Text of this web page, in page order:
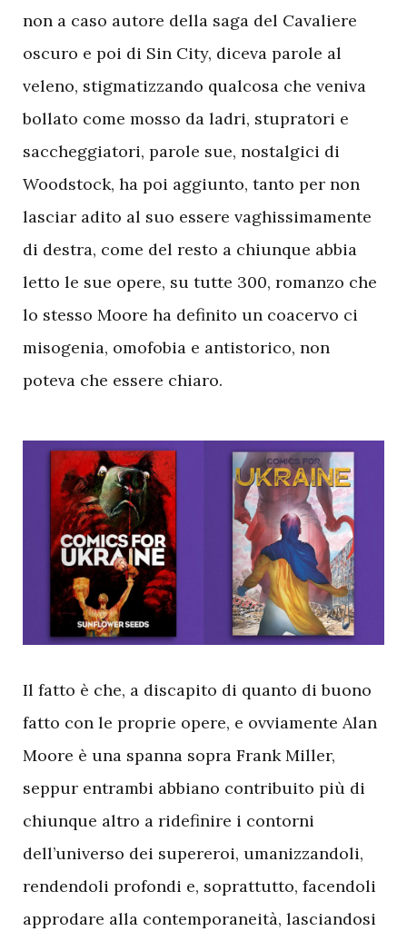
non a caso autore della saga del Cavaliere
oscuro e poi di Sin City, diceva parole al
veleno, stigmatizzando qualcosa che veniva
bollato come mosso da ladri, stupratori e
saccheggiatori, parole sue, nostalgici di
Woodstock, ha poi aggiunto, tanto per non
lasciar adito al suo essere vaghissimamente
di destra, come del resto a chiunque abbia
letto le sue opere, su tutte 300, romanzo che
lo stesso Moore ha definito un coacervo ci
misogenia, omofobia e antistorico, non
poteva che essere chiaro.
Il fatto è che, a discapito di quanto di buono
fatto con le proprie opere, e ovviamente Alan
Moore è una spanna sopra Frank Miller,
seppur entrambi abbiano contribuito più di
chiunque altro a ridefinire i contorni
dell’universo dei supereroi, umanizzandoli,
rendendoli profondi e, soprattutto, facendoli
approdare alla contemporaneità, lasciandosi